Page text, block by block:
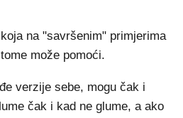
na "savršenim" primjerima
može pomoći.
verzije sebe, mogu čak i
čak i kad ne glume, a ako